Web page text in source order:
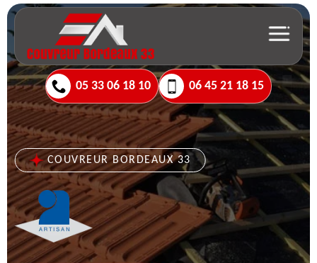
05 33 06 18 10 06 45 21 18 15
COUVREUR BORDEAUX 33